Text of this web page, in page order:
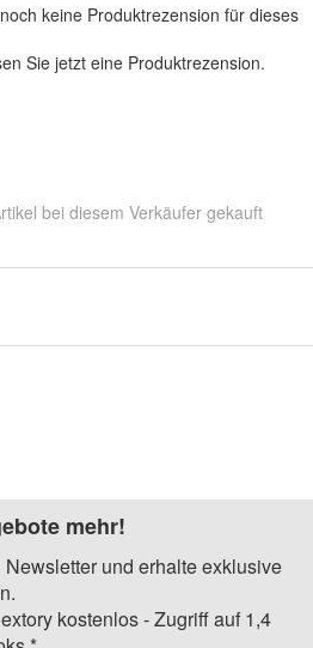
keine Produktrezension für dieses
Sie jetzt eine Produktrezension.
bei diesem Verkäufer gekauft
mehr!
und erhalte exklusive
kostenlos - Zugriff auf 1,4